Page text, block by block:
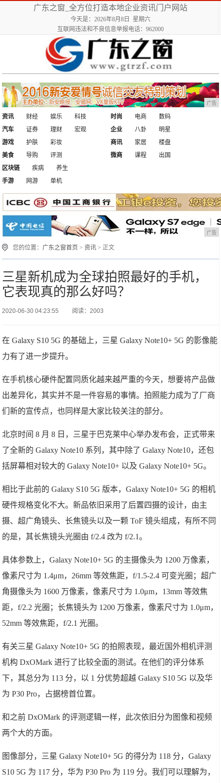
广东之窗_全方位打造本地企业资讯门户网站
今天是：2026年8月8日 星期六
互联网违法和不良信息举报电话：962000
广告
资讯 财经 娱乐
科技
汽车
证券 理财 宏观
时尚 电商
数码
企业
八卦
明星
游戏
护肤
彩妆
美食
导购 评测
商讯 家居
楼盘
微商
课程
出国
区块链
疾病
养生
手游
网游 单机
广告
您的位置： 广东之窗首页 >资讯 > 正文
三星新机成为全球拍照最好的手机，
它表现真的那么好吗？
2020-06-30 04:23:55 阅读：2003
在 Galaxy S10 5G 的基础上，三星 Galaxy Note10+ 5G 的影像能
力有了进一步提升。
在手机核心硬件配置同质化越来越严重的今天，想要将产品做
出差异化，其实并不是一件容易的事情。拍照能力成为了厂商
们新的宣传点，也同样是大家比较关注的部分。
北京时间 8 月 8 日，三星于巴克莱中心举办发布会，正式带来
了全新的 Galaxy Note10 系列，其中除了 Galaxy Note10，还包
括屏幕相对较大的 Galaxy Note10+ 以及 Galaxy Note10+ 5G。
相比于此前的 Galaxy S10 5G 版本，Galaxy Note10+ 5G 的相机
硬件规格变化不大。新品依旧采用了后置四摄的设计，由主
摄、超广角镜头、长焦镜头以及一颗 ToF 镜头组成，有所不同
的是，其长焦镜头光圈由 f/2.4 改为 f/2.1。
具体参数上，Galaxy Note10+ 5G 的主摄像头为 1200 万像素，
像素尺寸为 1.4μm，26mm 等效焦距，f/1.5-2.4 可变光圈；超广
角摄像头为 1600 万像素，像素尺寸为 1.0μm，13mm 等效焦
距，f/2.2 光圈；长焦镜头为 1200 万像素，像素尺寸为 1.0μm，
52mm 等效焦距，f/2.1 光圈。
有关三星 Galaxy Note10+ 5G 的拍照表现，最近国外相机评测
机构 DxOMark 进行了比较全面的测试。在他们的评分体系
下，其总分为 113 分，以 1 分优势超越 Galaxy S10 5G 以及华
为 P30 Pro，占据榜首位置。
和之前 DxOMark 的评测逻辑一样，此次依旧分为图像和视频
两个大的方面。
图像部分，三星 Galaxy Note10+ 5G 的得分为 118 分，Galaxy
S10 5G 为 117 分，华为 P30 Pro 为 119 分。我们可以理解为，